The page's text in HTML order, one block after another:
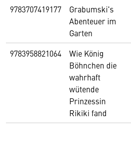
9783707419177
Grabumski's
Abenteuer im
Garten
9783958821064
Wie König
Böhnchen die
wahrhaft
wütende
Prinzessin
Rikiki fand